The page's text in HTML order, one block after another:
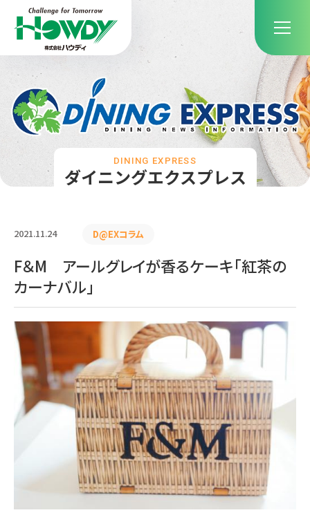
ダイニングエクスプレス
DINING EXPRESS
2021.11.24 D@EXコラム
F＆M アールグレイが香るケーキ「紅茶の
カーナバル」